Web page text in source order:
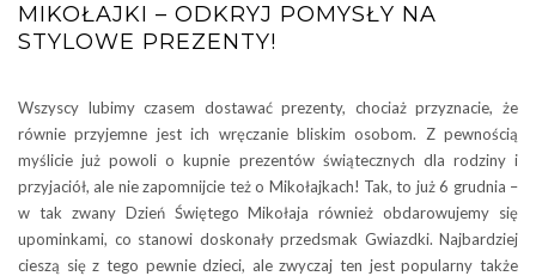
MIKOŁAJKI – ODKRYJ POMYSŁY NA
STYLOWE PREZENTY!
Wszyscy lubimy czasem dostawać prezenty, chociaż przyznacie, że
równie przyjemne jest ich wręczanie bliskim osobom. Z pewnością
myślicie już powoli o kupnie prezentów świątecznych dla rodziny i
przyjaciół, ale nie zapomnijcie też o Mikołajkach! Tak, to już 6 grudnia –
w tak zwany Dzień Świętego Mikołaja również obdarowujemy się
upominkami, co stanowi doskonały przedsmak Gwiazdki. Najbardziej
cieszą się z tego pewnie dzieci, ale zwyczaj ten jest popularny także